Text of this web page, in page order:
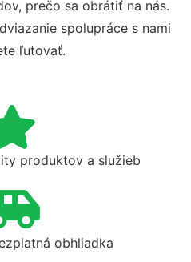
prečo sa obrátiť na nás.
spolupráce s nami
ľutovať.
produktov a služieb
obhliadka